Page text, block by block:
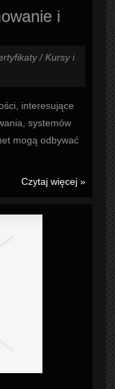
i
/ Kursy i
interesujące
systemów
mogą odbywać
Czytaj więcej »